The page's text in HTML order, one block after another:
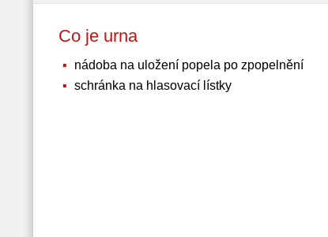
Co je urna
nádoba na uložení popela po zpopelnění
schránka na hlasovací lístky